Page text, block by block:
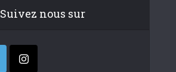
Suivez nous sur